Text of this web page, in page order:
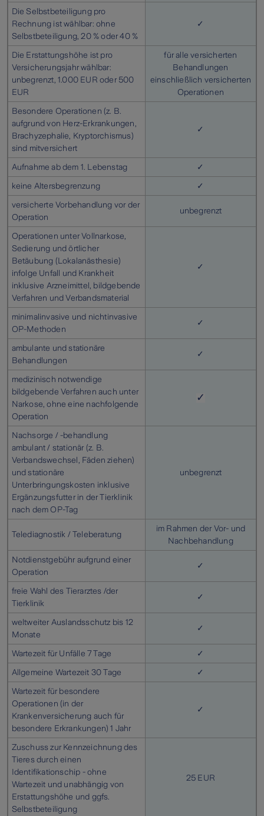
Die Selbstbeteiligung pro
Rechnung ist wählbar: ohne
Selbstbeteiligung, 20 % oder 40 %
✓
Die Erstattungshöhe ist pro
Versicherungsjahr wählbar:
unbegrenzt, 1.000 EUR oder 500
EUR
für alle versicherten
Behandlungen
einschließlich versicherten
Operationen
Besondere Operationen (z. B.
aufgrund von Herz-Erkrankungen,
Brachyzephalie, Kryptorchismus)
sind mitversichert
✓
Aufnahme ab dem 1. Lebenstag
✓
keine Altersbegrenzung
✓
versicherte Vorbehandlung vor der
Operation
unbegrenzt
Operationen unter Vollnarkose,
Sedierung und örtlicher
Betäubung (Lokalanästhesie)
infolge Unfall und Krankheit
inklusive Arzneimittel, bildgebende
Verfahren und Verbandsmaterial
✓
minimalinvasive und nichtinvasive
OP-Methoden
✓
ambulante und stationäre
Behandlungen
✓
medizinisch notwendige
bildgebende Verfahren auch unter
Narkose, ohne eine nachfolgende
Operation
✓
Nachsorge / -behandlung
ambulant / stationär (z. B.
Verbandswechsel, Fäden ziehen)
und stationäre
Unterbringungskosten inklusive
Ergänzungsfutter in der Tierklinik
nach dem OP-Tag
unbegrenzt
Telediagnostik / Teleberatung
im Rahmen der Vor- und
Nachbehandlung
Notdienstgebühr aufgrund einer
Operation
✓
freie Wahl des Tierarztes /der
Tierklinik
✓
weltweiter Auslandsschutz bis 12
Monate
✓
Wartezeit für Unfälle 7 Tage
✓
Allgemeine Wartezeit 30 Tage
✓
Wartezeit für besondere
Operationen (in der
Krankenversicherung auch für
besondere Erkrankungen) 1 Jahr
✓
Zuschuss zur Kennzeichnung des
Tieres durch einen
Identifikationschip - ohne
Wartezeit und unabhängig von
Erstattungshöhe und ggfs.
Selbstbeteiligung
25 EUR